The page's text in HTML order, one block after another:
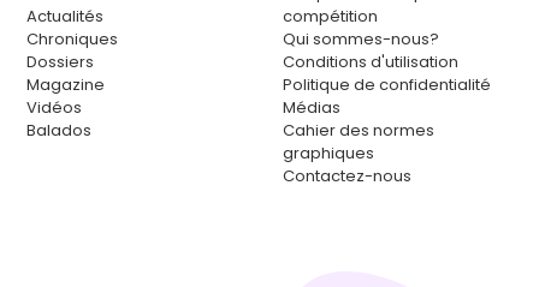
Actualités
Chroniques
Dossiers
Magazine
Vidéos
Balados
compétition
Qui sommes-nous?
Conditions d'utilisation
Politique de confidentialité
Médias
Cahier des normes
graphiques
Contactez-nous